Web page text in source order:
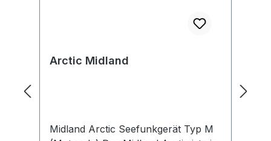
Arctic Midland
Midland Arctic Seefunkgerät Typ M